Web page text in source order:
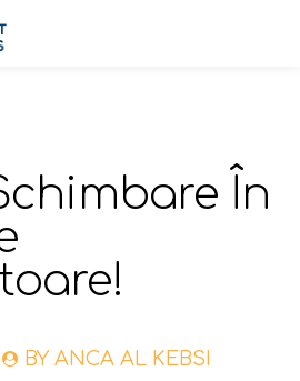
În
BY ANCA AL KEBSI